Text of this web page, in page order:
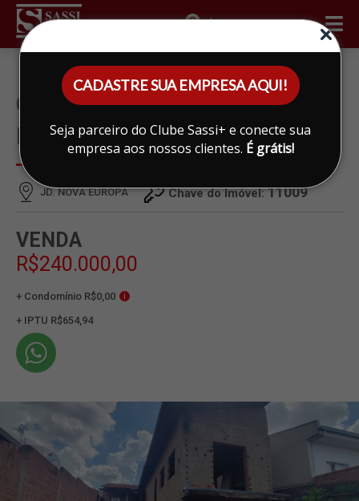
CADASTRE SUA EMPRESA AQUI!
Seja parceiro do Clube Sassi+ e conecte sua
empresa aos nossos clientes. É grátis!
ÁREA DO CLIENTE
CASA À VENDA EM JD. NOVA
EUROPA, LIMEIRA
JD. NOVA EUROPA Chave do Imóvel:11009
VENDA
R$240.000,00
+ Condomínio R$0,00 i
+ IPTU R$654,94